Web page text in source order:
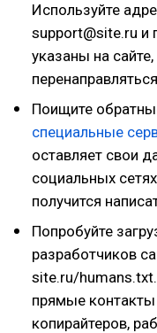
Используйте
support@site.ru и
указаны на
Поищите
специальные
оставляет свои
социальных
получится
Попробуйте
разработчиков
site.ru/
прямые
копирайтеров,